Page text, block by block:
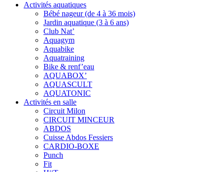
Activités aquatiques
Bébé nageur (de 4 à 36 mois)
Jardin aquatique (3 à 6 ans)
Club Nat’
Aquagym
Aquabike
Aquatraining
Bike & renf’eau
AQUABOX’
AQUASCULT
AQUATONIC
Activités en salle
Circuit Milon
CIRCUIT MINCEUR
ABDOS
Cuisse Abdos Fessiers
CARDIO-BOXE
Punch
Fit